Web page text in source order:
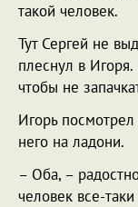
такой человек.
Тут Сергей не
плеснул в Игоря.
чтобы не
Игорь
него на ладони.
– Оба, –
человек все-